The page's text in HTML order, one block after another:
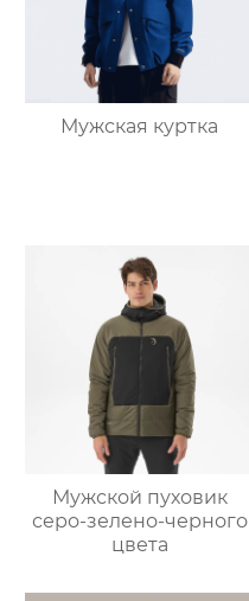
Мужская куртка
Мужской пуховик
серо-зелено-черного
цвета